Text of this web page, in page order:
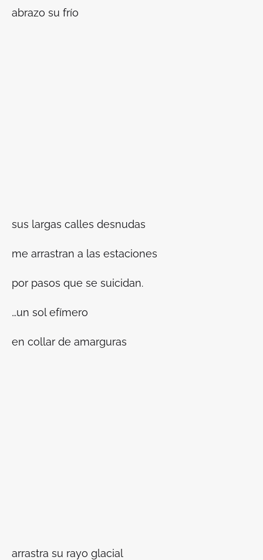
abrazo su frío
sus largas calles desnudas
me arrastran a las estaciones
por pasos que se suicidan.
…un sol efímero
en collar de amarguras
arrastra su rayo glacial